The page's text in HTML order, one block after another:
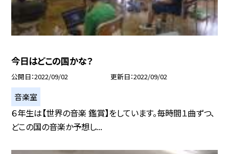
今日はどこの国かな？
公開日 2022/09/02 更新日 2022/09/02
音楽室
６年生は【世界の音楽 鑑賞】をしています。毎時間１曲ずつ、
どこの国の音楽か予想し...